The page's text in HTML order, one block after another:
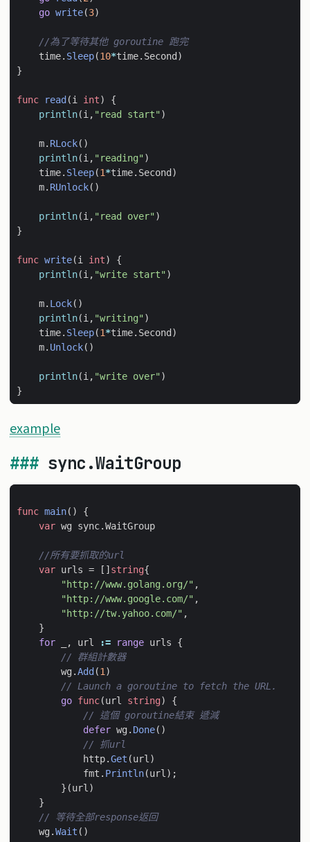
go write(3)
//為了等待其他 goroutine 跑完
time. Sleep(10*time. Second)
}
func read(i int)
{
println(i , "read start")
m. RLock()
println(i , "reading")
time. Sleep(1*time. Second)
m. RUnlock()
println(i , "read over")
}
func write(i int)
{
println(i , "write start")
m. Lock()
println(i , "writing")
time. Sleep(1*time. Second)
m. Unlock()
println(i , "write over")
}
example
sync.WaitGroup
func main()
{
var wg sync.WaitGroup
//所有要抓取的url
var urls = []string{
"http://www.golang.org/" ,
"http://www.google.com/" ,
"http://tw.yahoo.com/" ,
}
for
, url := range urls
{
// 群組計數器
wg .Add(1 )
// Launch a goroutine to fetch the URL.
go func(url string)
{
// 這個 goroutine結束 遞減
defer wg . Done()
// 抓url
http.Get (url )
fmt . Println(url );
}(url )
}
// 等待全部response返回
wg .Wait ()